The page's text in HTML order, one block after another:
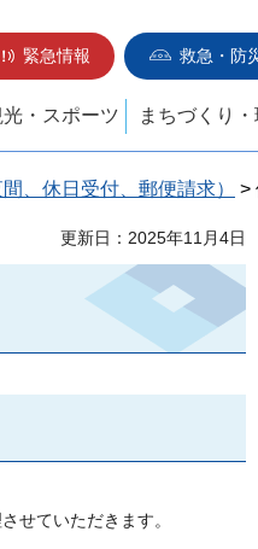
緊急情報
救急・防
・スポーツ まちづくり
、休日受付、郵便請求） >
更新日：2025年11月4日
せていただきます。